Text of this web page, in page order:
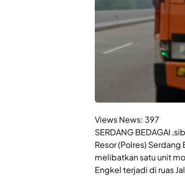
Views News: 397
SERDANG BEDAGAI
Resor (Polres)
melibatkan satu unit
Engkel terjadi di ruas